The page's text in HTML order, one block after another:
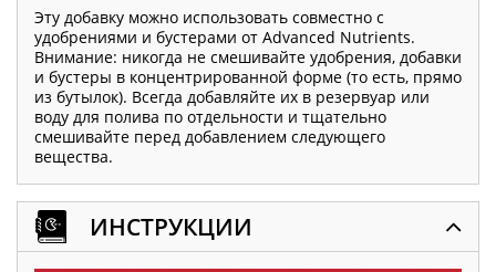
Эту добавку можно использовать совместно с
удобрениями и бустерами от Advanced Nutrients.
Внимание: никогда не смешивайте удобрения, добавки
и бустеры в концентрированной форме (то есть, прямо
из бутылок). Всегда добавляйте их в резервуар или
воду для полива по отдельности и тщательно
смешивайте перед добавлением следующего
вещества.
ИНСТРУКЦИИ